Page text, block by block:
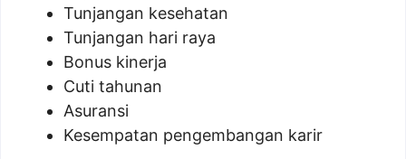
Tunjangan kesehatan
Tunjangan hari raya
Bonus kinerja
Cuti tahunan
Asuransi
Kesempatan pengembangan karir